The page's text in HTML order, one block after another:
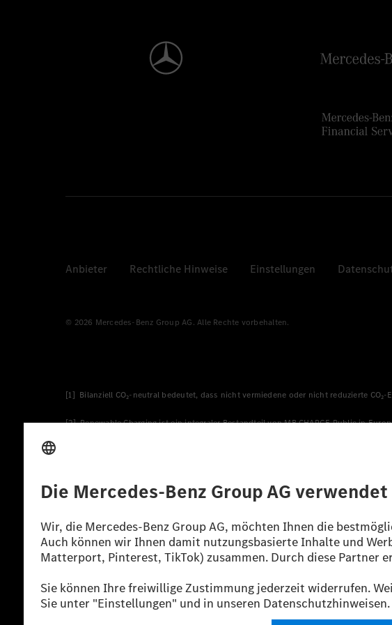
Anbieter Rechtliche Hinweise Einstellungen
© 2026 Mercedes-Benz Group AG. Alle Rechte vorbehalten.
[1] Bilanziell CO₂-neutral bedeutet, dass nicht vermiedene oder nicht reduzierte
[2] Renewable Charging ist ein integraler Bestandteil von MB.CHARGE Public in
* Die angegebenen Werte wurden nach dem vorgeschriebenen Messverfahren
europäischen Markt. Der Energieverbrauch und der CO₂-Ausstoß eines Pkw sind
** Der Stromverbrauch wurde auf der Grundlage der VO 692/2008/EG nach NEFZ
*** Angaben zum Stromverbrauch und zur Reichweite sind vorläufig und wurden
möglich.